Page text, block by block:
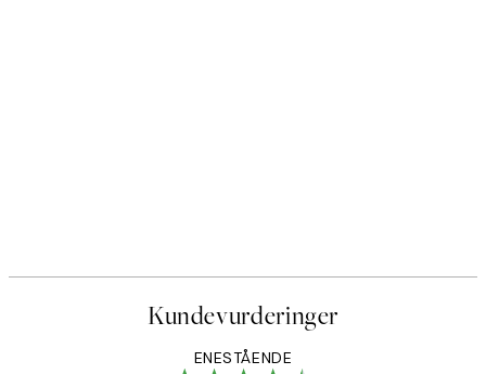
Kundevurderinger
ENESTÅENDE